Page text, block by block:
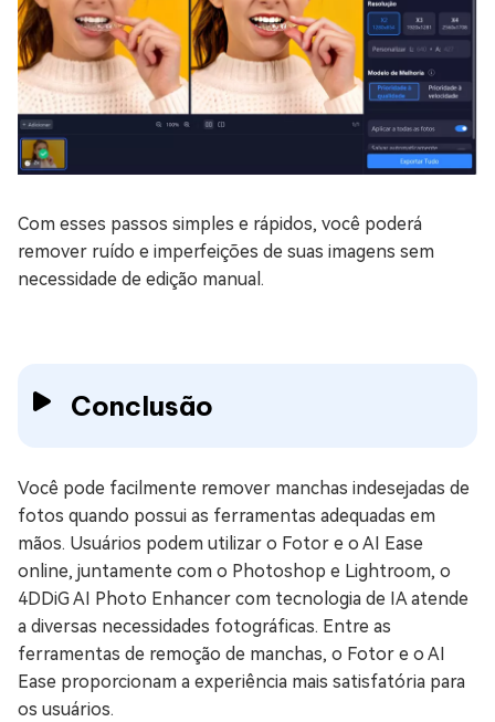
Com esses passos simples e rápidos, você poderá
remover ruído e imperfeições de suas imagens sem
necessidade de edição manual.
Conclusão
Você pode facilmente remover manchas indesejadas de
fotos quando possui as ferramentas adequadas em
mãos. Usuários podem utilizar o Fotor e o AI Ease
online, juntamente com o Photoshop e Lightroom, o
4DDiG AI Photo Enhancer com tecnologia de IA atende
a diversas necessidades fotográficas. Entre as
ferramentas de remoção de manchas, o Fotor e o AI
Ease proporcionam a experiência mais satisfatória para
os usuários.